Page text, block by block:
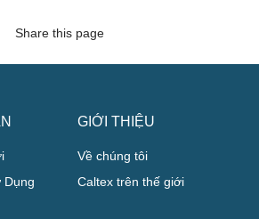
Share this page
Dụng
GIỚI THIỆU
Về chúng tôi
Caltex trên thế giới